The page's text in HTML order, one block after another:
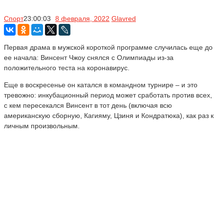
Спорт23:00:03 8 февраля, 2022 Glavred
Первая драма в мужской короткой программе случилась еще до
ее начала: Винсент Чжоу снялся с Олимпиады из-за
положительного теста на коронавирус.
Еще в воскресенье он катался в командном турнире – и это
тревожно: инкубационный период может сработать против всех,
с кем пересекался Винсент в тот день (включая всю
американскую сборную, Кагияму, Цзиня и Кондратюка), как раз к
личным произвольным.